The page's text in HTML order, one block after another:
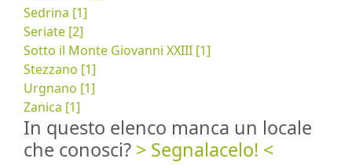
Sedrina [1]
Seriate [2]
Sotto il Monte Giovanni XXIII [1]
Stezzano [1]
Urgnano [1]
Zanica [1]
In questo elenco manca un locale
che conosci? > Segnalacelo! <